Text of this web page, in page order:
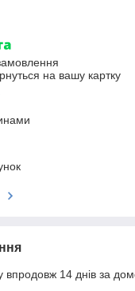
на вашу картку
впродовж 14 днів за